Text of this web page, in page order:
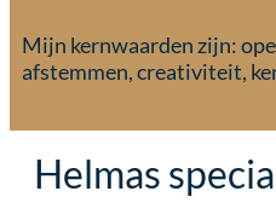
Mijn kernwaarden zijn:
afstemmen, creativiteit,
Helmas